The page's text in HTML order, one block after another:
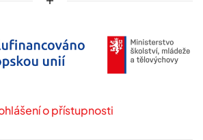
o přístupnosti